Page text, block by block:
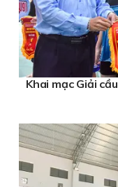
Khai mạc Giải